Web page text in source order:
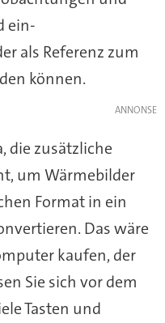
ein-
als Referenz zum
können.
die zusätzliche
um Wärmebilder
Format in ein
Das wäre
kaufen, der
Sie sich vor dem
Tasten und